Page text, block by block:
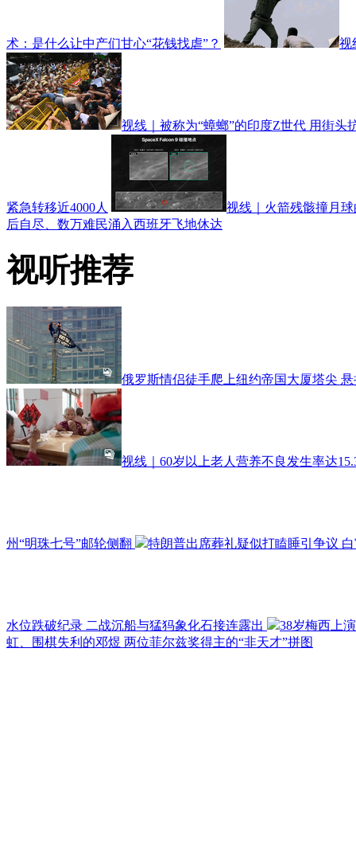
术：是什么让中产们甘心“花钱找虐”？ 视
视线｜被称为“蟑螂”的印度Z世代 用街头
紧急转移近4000人
视线｜火箭残骸撞月
后自尽、数万难民涌入西班牙飞地休达
视听推荐
俄罗斯情侣徒手爬上纽约帝国大厦塔尖
视线｜60岁以上老人营养不良发生率达
州“明珠七号”邮轮侧翻 特朗普出席葬礼疑似打瞌睡引争议
水位跌破纪录 二战沉船与猛犸象化石接连露出
38岁梅西上
虹、围棋失利的邓煜 两位菲尔兹奖得主的“非天才”拼图